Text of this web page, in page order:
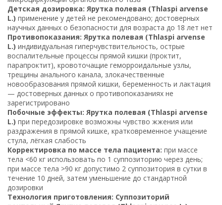
Детская дозировка: Ярутка полевая (Thlaspi arvense
L.) применение у детей не рекомендовано; достоверных
научных данных о безопасности для возраста до 18 лет нет
Противопоказания: Ярутка полевая (Thlaspi arvense
L.) индивидуальная гиперчувствительность, острые
воспалительные процессы прямой кишки (проктит,
парапроктит), кровоточащие геморроидальные узлы,
трещины анального канала, злокачественные
новообразования прямой кишки, беременность и лактация
— достоверных данных о противопоказаниях не
зарегистрировано
Побочные эффекты: Ярутка полевая (Thlaspi arvense
L.) при передозировке возможны чувство жжения или
раздражения в прямой кишке, кратковременное учащение
стула, лёгкая слабость
Корректировка по массе тела пациента: при массе
тела <60 кг использовать по 1 суппозиторию через день;
при массе тела >90 кг допустимо 2 суппозитория в сутки в
течение 10 дней, затем уменьшение до стандартной
дозировки
Технология приготовления: Суппозиторий